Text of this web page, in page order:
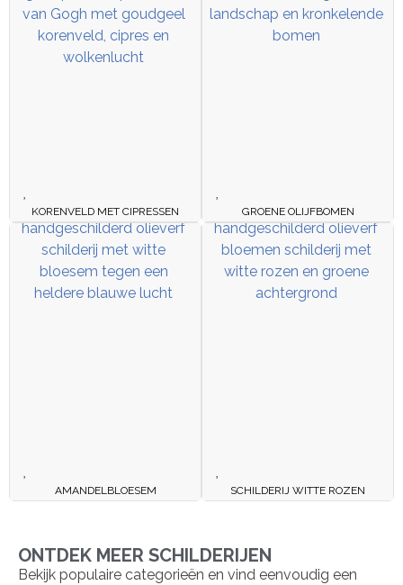
KORENVELD MET CIPRESSEN GROENE OLIJFBOMEN
AMANDELBLOESEM SCHILDERIJ WITTE ROZEN
ONTDEK MEER SCHILDERIJEN
Bekijk populaire categorieën en vind eenvoudig een